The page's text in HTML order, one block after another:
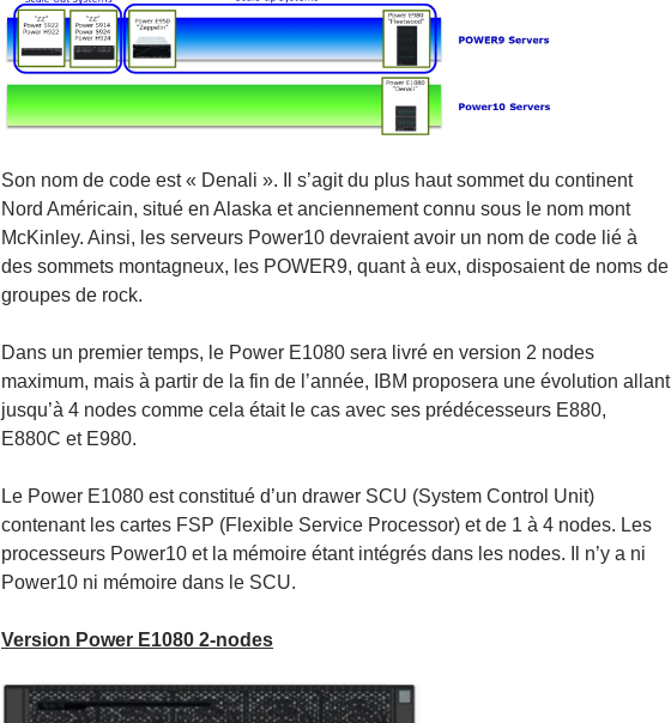
Son nom de code est « Denali ». Il s’agit du plus haut sommet du continent
Nord Américain, situé en Alaska et anciennement connu sous le nom mont
McKinley. Ainsi, les serveurs Power10 devraient avoir un nom de code lié à
des sommets montagneux, les POWER9, quant à eux, disposaient de noms de
groupes de rock.
Dans un premier temps, le Power E1080 sera livré en version 2 nodes
maximum, mais à partir de la fin de l’année, IBM proposera une évolution allant
jusqu’à 4 nodes comme cela était le cas avec ses prédécesseurs E880,
E880C et E980.
Le Power E1080 est constitué d’un drawer SCU (System Control Unit)
contenant les cartes FSP (Flexible Service Processor) et de 1 à 4 nodes. Les
processeurs Power10 et la mémoire étant intégrés dans les nodes. Il n’y a ni
Power10 ni mémoire dans le SCU.
Version Power E1080 2-nodes